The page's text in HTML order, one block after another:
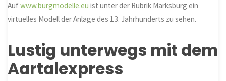
Aufwww.burgmodelle.eu ist unter der Rubrik Marksburg ein
virtuelles Modell der Anlage des 13. Jahrhunderts zu sehen.
Lustig unterwegs mit dem
Aartalexpress